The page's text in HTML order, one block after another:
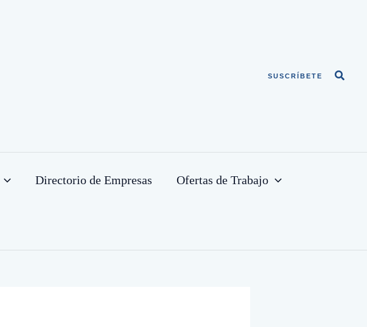
SUSCRÍBETE
Directorio de Empresas Ofertas de Trabajo